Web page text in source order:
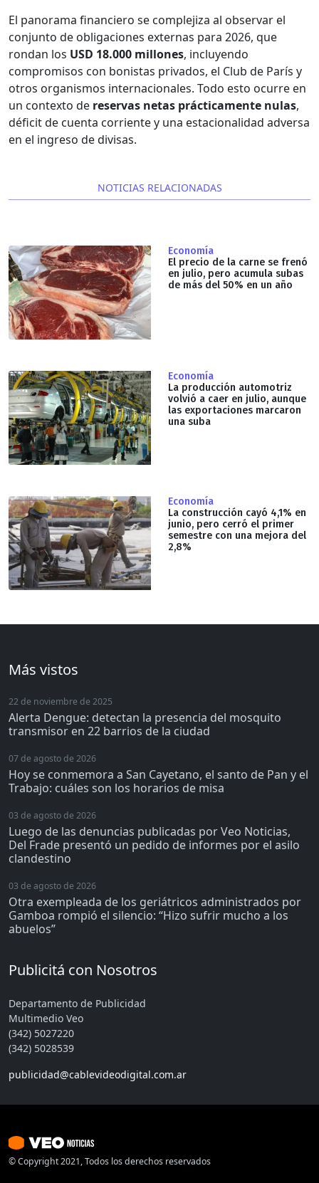
El panorama financiero se complejiza al observar el
conjunto de obligaciones externas para 2026, que
rondan los USD 18.000 millones, incluyendo
compromisos con bonistas privados, el Club de París y
otros organismos internacionales. Todo esto ocurre en
un contexto de reservas netas prácticamente nulas,
déficit de cuenta corriente y una estacionalidad adversa
en el ingreso de divisas.
NOTICIAS RELACIONADAS
Economía
El precio de la carne se frenó
en julio, pero acumula subas
de más del 50% en un año
Economía
La producción automotriz
volvió a caer en julio, aunque
las exportaciones marcaron
una suba
Economía
La construcción cayó 4,1% en
junio, pero cerró el primer
semestre con una mejora del
2,8%
Más vistos
22 de noviembre de 2025
Alerta Dengue: detectan la presencia del mosquito
transmisor en 22 barrios de la ciudad
07 de agosto de 2026
Hoy se conmemora a San Cayetano, el santo de Pan y el
Trabajo: cuáles son los horarios de misa
03 de agosto de 2026
Luego de las denuncias publicadas por Veo Noticias,
Del Frade presentó un pedido de informes por el asilo
clandestino
03 de agosto de 2026
Otra exempleada de los geriátricos administrados por
Gamboa rompió el silencio: “Hizo sufrir mucho a los
abuelos”
Publicitá con Nosotros
Departamento de Publicidad
Multimedio Veo
(342) 5027220
(342) 5028539
publicidad@cablevideodigital.com.ar
© Copyright 2021, Todos los derechos reservados